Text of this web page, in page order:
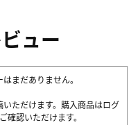
ュー
まだありません。
ただけます。購入商品はログ
確認いただけます。